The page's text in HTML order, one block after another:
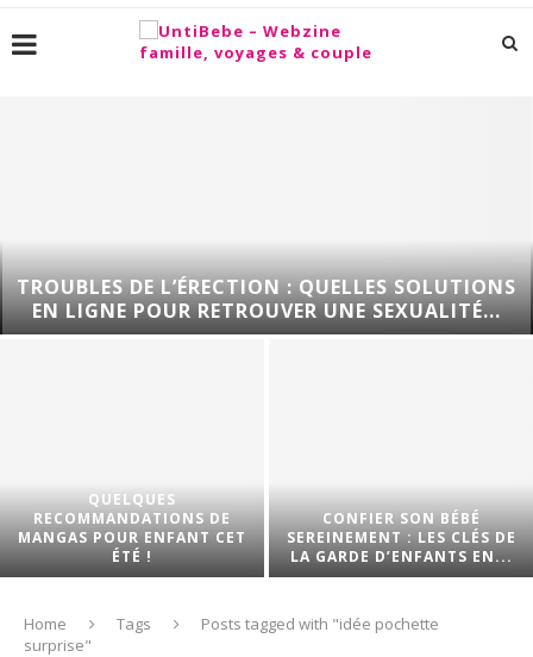
TROUBLES DE L’ÉRECTION : QUELLES SOLUTIONS
EN LIGNE POUR RETROUVER UNE SEXUALITÉ...
QUELQUES
RECOMMANDATIONS DE
MANGAS POUR ENFANT CET
ÉTÉ !
CONFIER SON BÉBÉ
SEREINEMENT : LES CLÉS DE
LA GARDE D’ENFANTS EN...
Home Tags
Posts tagged with "idée pochette
surprise"